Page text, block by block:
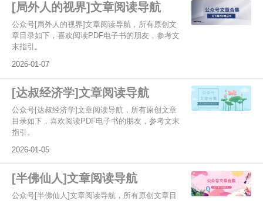
[局外人的视界]文章阅读导航
公众号[局外人的视界]文章阅读导航，所有原创文
章目录如下，喜欢阅读PDF电子书的朋友，参考文
末指引。
2026-01-07
[达叔经济学]文章阅读导航
公众号[达叔经济学]文章阅读导航，所有原创文章
目录如下，喜欢阅读PDF电子书的朋友，参考文末
指引。
2026-01-05
[半佛仙人]文章阅读导航
公众号[半佛仙人]文章阅读导航，所有原创文章目